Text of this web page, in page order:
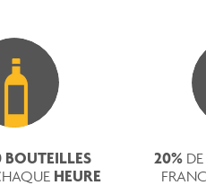
BOUTEILLES
HEURE
20%